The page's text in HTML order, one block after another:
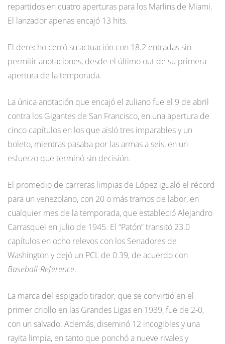
repartidos en cuatro aperturas para los Marlins de Miami.
El lanzador apenas encajó 13 hits.
El derecho cerró su actuación con 18.2 entradas sin
permitir anotaciones, desde el último out de su primera
apertura de la temporada.
La única anotación que encajó el zuliano fue el 9 de abril
contra los Gigantes de San Francisco, en una apertura de
cinco capítulos en los que aisló tres imparables y un
boleto, mientras pasaba por las armas a seis, en un
esfuerzo que terminó sin decisión.
El promedio de carreras limpias de López igualó el récord
para un venezolano, con 20 o más tramos de labor, en
cualquier mes de la temporada, que estableció Alejandro
Carrasquel en julio de 1945. El “Patón” transitó 23.0
capítulos en ocho relevos con los Senadores de
Washington y dejó un PCL de 0.39, de acuerdo con
Baseball-Reference.
La marca del espigado tirador, que se convirtió en el
primer criollo en las Grandes Ligas en 1939, fue de 2-0,
con un salvado. Además, diseminó 12 incogibles y una
rayita limpia, en tanto que ponchó a nueve rivales y